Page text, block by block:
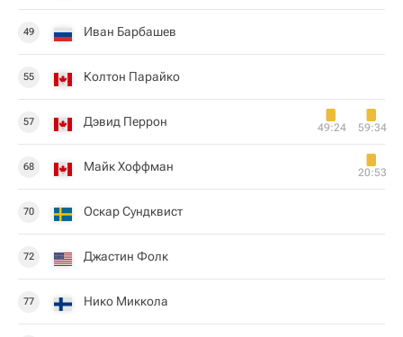
49 Иван Барбашев
55 Колтон Парайко
57 Дэвид Перрон 49:24 59:34
68 Майк Хоффман 20:53
70 Оскар Сундквист
72 Джастин Фолк
77 Нико Миккола